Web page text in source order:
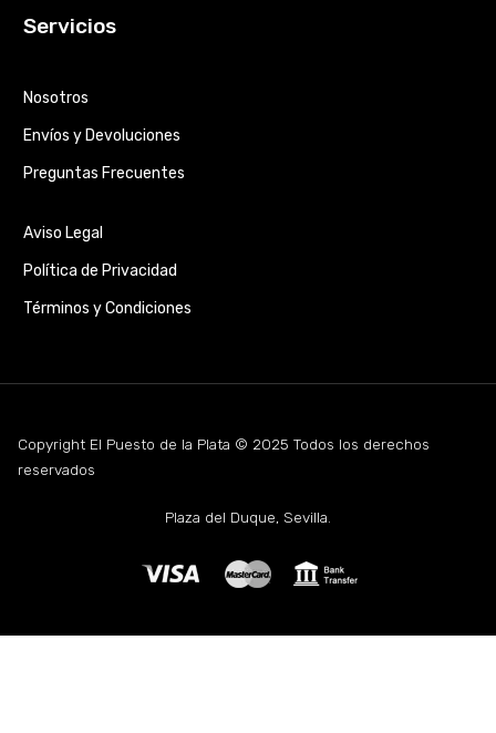
Servicios
Nosotros
Envíos y Devoluciones
Preguntas Frecuentes
Aviso Legal
Política de Privacidad
Términos y Condiciones
Copyright El Puesto de la Plata © 2025 Todos los derechos
reservados
Plaza del Duque, Sevilla.